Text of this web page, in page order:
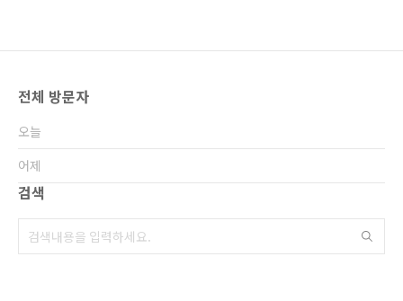
전체 방문자
오늘
어제
검색